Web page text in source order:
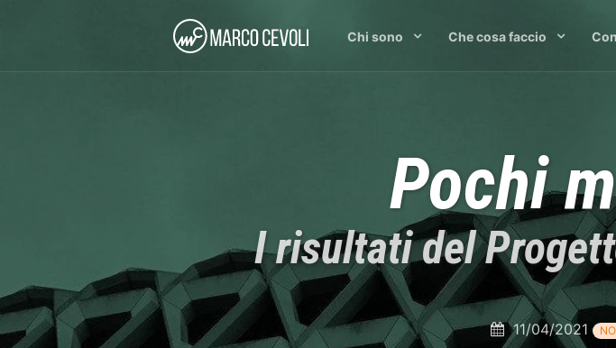
Chi sono Che cosa faccio
Pochi
I risultati del
11/04/2021